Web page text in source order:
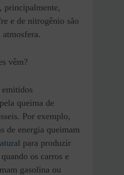
principalmente,
e de nitrogênio são
atmosfera.
vêm?
emitidos
queima de
Por exemplo,
de energia queimam
para produzir
os carros e
gasolina ou